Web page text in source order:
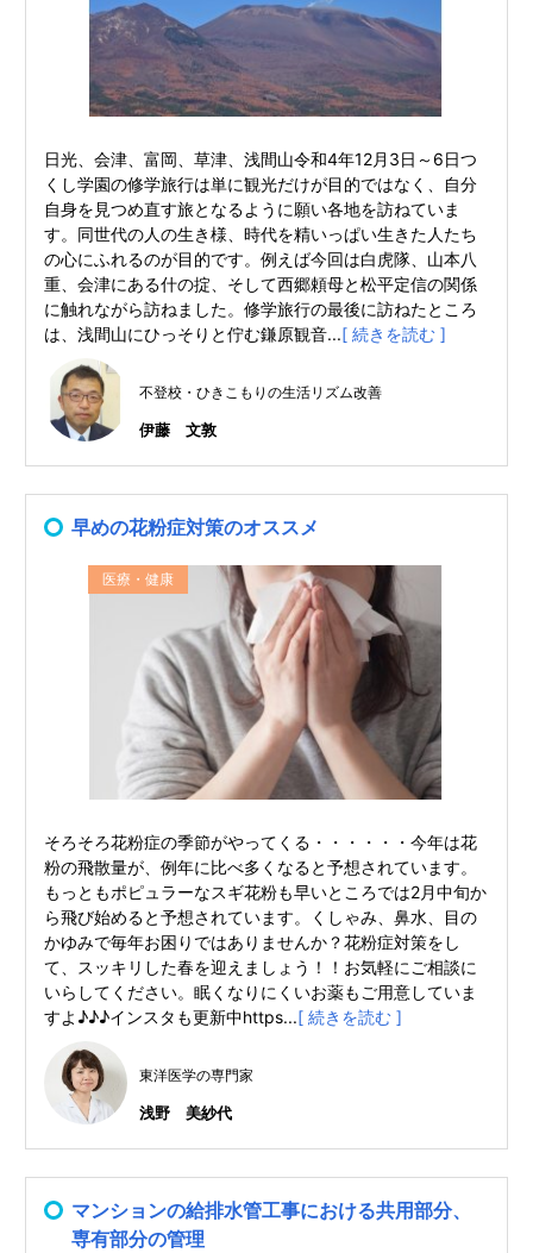
日光、会津、富岡、草津、浅間山令和4年12月3日～6日つ
くし学園の修学旅行は単に観光だけが目的ではなく、自分
自身を見つめ直す旅となるように願い各地を訪ねていま
す。同世代の人の生き様、時代を精いっぱい生きた人たち
の心にふれるのが目的です。例えば今回は白虎隊、山本八
重、会津にある什の掟、そして西郷頼母と松平定信の関係
に触れながら訪ねました。修学旅行の最後に訪ねたところ
は、浅間山にひっそりと佇む鎌原観音...[ 続きを読む ]
不登校・ひきこもりの生活リズム改善
伊藤 文敦
早めの花粉症対策のオススメ
医療・健康
そろそろ花粉症の季節がやってくる・・・・・・今年は花
粉の飛散量が、例年に比べ多くなると予想されています。
もっともポピュラーなスギ花粉も早いところでは2月中旬か
ら飛び始めると予想されています。くしゃみ、鼻水、目の
かゆみで毎年お困りではありませんか？花粉症対策をし
て、スッキリした春を迎えましょう！！お気軽にご相談に
いらしてください。眠くなりにくいお薬もご用意していま
すよ♪♪♪インスタも更新中https...[ 続きを読む ]
東洋医学の専門家
浅野 美紗代
マンションの給排水管工事における共用部分、
専有部分の管理